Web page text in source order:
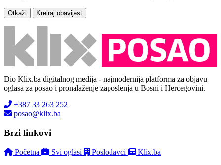
Otkaži Kreiraj obavijest
Dio Klix.ba digitalnog medija - najmodernija platforma za objavu
oglasa za posao i pronalaženje zaposlenja u Bosni i Hercegovini.
+387 33 263 252
posao@klix.ba
Brzi linkovi
Početna Svi oglasi Poslodavci Klix.ba